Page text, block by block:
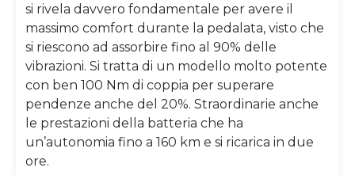
si rivela davvero fondamentale per avere il
massimo comfort durante la pedalata, visto che
si riescono ad assorbire fino al 90% delle
vibrazioni. Si tratta di un modello molto potente
con ben 100 Nm di coppia per superare
pendenze anche del 20%. Straordinarie anche
le prestazioni della batteria che ha
un’autonomia fino a 160 km e si ricarica in due
ore.